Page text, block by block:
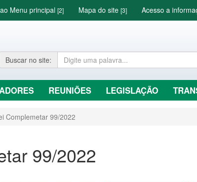
Menu principal [2] Mapa do site [3] Acesso a
Buscar no site:
REUNIÕES LEGISLAÇÃO
Complemetar 99/2022
99/2022